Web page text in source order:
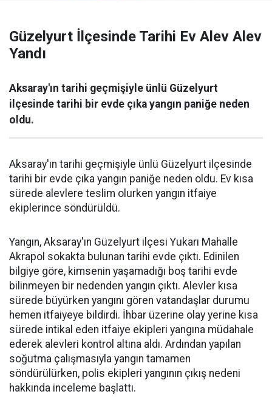
Güzelyurt İlçesinde Tarihi Ev Alev Alev
Yandı
Aksaray'ın tarihi geçmişiyle ünlü Güzelyurt
ilçesinde tarihi bir evde çıka yangın paniğe neden
oldu.
Aksaray'ın tarihi geçmişiyle ünlü Güzelyurt ilçesinde
tarihi bir evde çıka yangın paniğe neden oldu. Ev kısa
sürede alevlere teslim olurken yangın itfaiye
ekiplerince söndürüldü.
Yangın, Aksaray'ın Güzelyurt ilçesi Yukarı Mahalle
Akrapol sokakta bulunan tarihi evde çıktı. Edinilen
bilgiye göre, kimsenin yaşamadığı boş tarihi evde
bilinmeyen bir nedenden yangın çıktı. Alevler kısa
sürede büyürken yangını gören vatandaşlar durumu
hemen itfaiyeye bildirdi. İhbar üzerine olay yerine kısa
sürede intikal eden itfaiye ekipleri yangına müdahale
ederek alevleri kontrol altına aldı. Ardından yapılan
soğutma çalışmasıyla yangın tamamen
söndürülürken, polis ekipleri yangının çıkış nedeni
hakkında inceleme başlattı.